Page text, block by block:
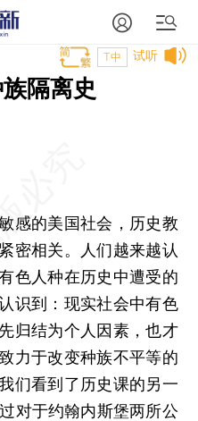
试听
T中
隔离史
的美国社会，历史教
密相关。人们越来越认
色人种在历史中遭受的
识到：现实社会中有色
归结为个人因素，也才
力于改变种族不平等的
们看到了历史课的另一
对于约翰内斯堡两所公